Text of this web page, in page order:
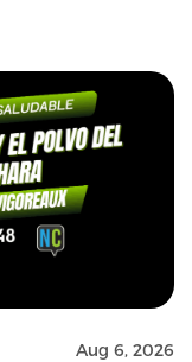
Aug 6, 2026